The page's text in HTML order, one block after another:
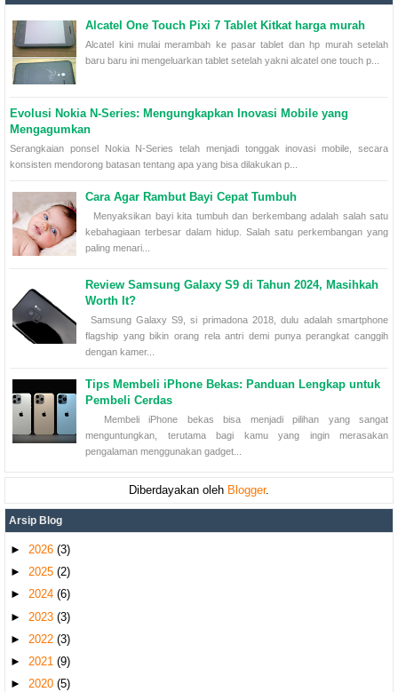
Alcatel One Touch Pixi 7 Tablet Kitkat harga murah
Alcatel kini mulai merambah ke pasar tablet dan hp murah setelah
baru baru ini mengeluarkan tablet setelah yakni alcatel one touch p...
Evolusi Nokia N-Series: Mengungkapkan Inovasi Mobile yang
Mengagumkan
Serangkaian ponsel Nokia N-Series telah menjadi tonggak inovasi mobile, secara
konsisten mendorong batasan tentang apa yang bisa dilakukan p...
Cara Agar Rambut Bayi Cepat Tumbuh
Menyaksikan bayi kita tumbuh dan berkembang adalah salah satu
kebahagiaan terbesar dalam hidup. Salah satu perkembangan yang
paling menari...
Review Samsung Galaxy S9 di Tahun 2024, Masihkah
Worth It?
Samsung Galaxy S9, si primadona 2018, dulu adalah smartphone
flagship yang bikin orang rela antri demi punya perangkat canggih
dengan kamer...
Tips Membeli iPhone Bekas: Panduan Lengkap untuk
Pembeli Cerdas
Membeli iPhone bekas bisa menjadi pilihan yang sangat
menguntungkan, terutama bagi kamu yang ingin merasakan
pengalaman menggunakan gadget...
Diberdayakan oleh Blogger.
Arsip Blog
► 2026 (3)
► 2025 (2)
► 2024 (6)
► 2023 (3)
► 2022 (3)
► 2021 (9)
► 2020 (5)